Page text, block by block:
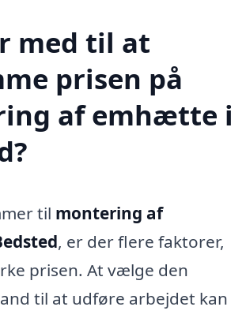
med til at
prisen på
af emhætte i
til montering af
, er der flere faktorer,
prisen. At vælge den
til at udføre arbejdet kan